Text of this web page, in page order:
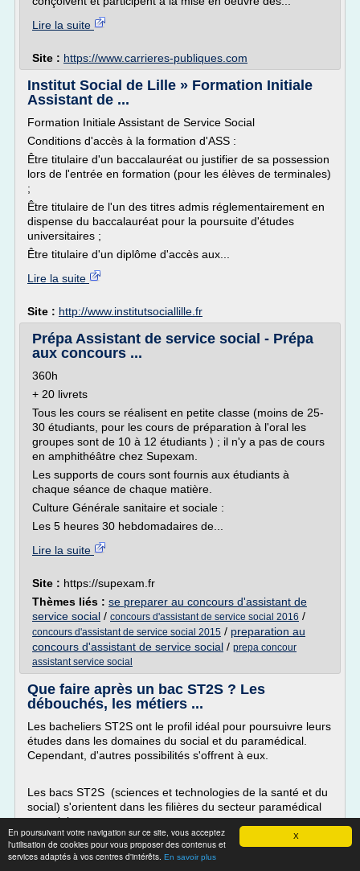
X
En poursuivant votre navigation sur ce site, vous acceptez
l'utilisation de cookies pour vous proposer des contenus et
services adaptés à vos centres d'intérêts. En savoir plus
Lire la suite
Site : https://www.carrieres-publiques.com
Institut Social de Lille » Formation Initiale
Assistant de ...
Formation Initiale Assistant de Service Social
Conditions d'accès à la formation d'ASS :
Être titulaire d'un baccalauréat ou justifier de sa possession
lors de l'entrée en formation (pour les élèves de terminales)
;
Être titulaire de l'un des titres admis réglementairement en
dispense du baccalauréat pour la poursuite d'études
universitaires ;
Être titulaire d'un diplôme d'accès aux...
Lire la suite
Site : http://www.institutsociallille.fr
Prépa Assistant de service social - Prépa
aux concours ...
360h
+ 20 livrets
Tous les cours se réalisent en petite classe (moins de 25-
30 étudiants, pour les cours de préparation à l'oral les
groupes sont de 10 à 12 étudiants ) ; il n'y a pas de cours
en amphithéâtre chez Supexam.
Les supports de cours sont fournis aux étudiants à
chaque séance de chaque matière.
Culture Générale sanitaire et sociale :
Les 5 heures 30 hebdomadaires de...
Lire la suite
Site : https://supexam.fr
Thèmes liés : se preparer au concours d'assistant de
service social / concours d'assistant de service social 2016 /
concours d'assistant de service social 2015 / preparation au
concours d'assistant de service social / prepa concour
assistant service social
Que faire après un bac ST2S ? Les
débouchés, les métiers ...
Les bacheliers ST2S ont le profil idéal pour poursuivre leurs
études dans les domaines du social et du paramédical.
Cependant, d'autres possibilités s'offrent à eux.
Les bacs ST2S (sciences et technologies de la santé et du
social) s'orientent dans les filières du secteur paramédical
et social.
Ci-dessous les débouchés pour les bac ST2S :
L'université après un bac ST2S